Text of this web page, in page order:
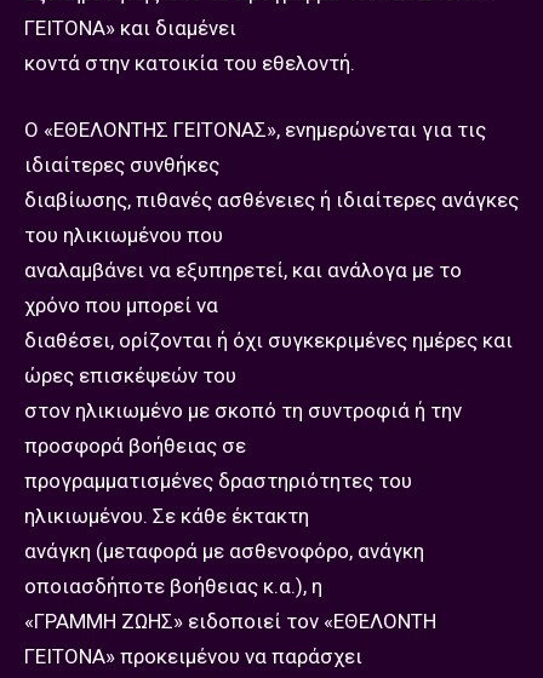
ΓΕΙΤΟΝΑ» και διαμένει
κοντά στην κατοικία του εθελοντή.
Ο «ΕΘΕΛΟΝΤΗΣ ΓΕΙΤΟΝΑΣ», ενημερώνεται για τις
ιδιαίτερες συνθήκες
διαβίωσης, πιθανές ασθένειες ή ιδιαίτερες ανάγκες
του ηλικιωμένου που
αναλαμβάνει να εξυπηρετεί, και ανάλογα με το
χρόνο που μπορεί να
διαθέσει, ορίζονται ή όχι συγκεκριμένες ημέρες και
ώρες επισκέψεών του
στον ηλικιωμένο με σκοπό τη συντροφιά ή την
προσφορά βοήθειας σε
προγραμματισμένες δραστηριότητες του
ηλικιωμένου. Σε κάθε έκτακτη
ανάγκη (μεταφορά με ασθενοφόρο, ανάγκη
οποιασδήποτε βοήθειας κ.α.), η
«ΓΡΑΜΜΗ ΖΩΗΣ» ειδοποιεί τον «ΕΘΕΛΟΝΤΗ
ΓΕΙΤΟΝΑ» προκειμένου να παράσχει